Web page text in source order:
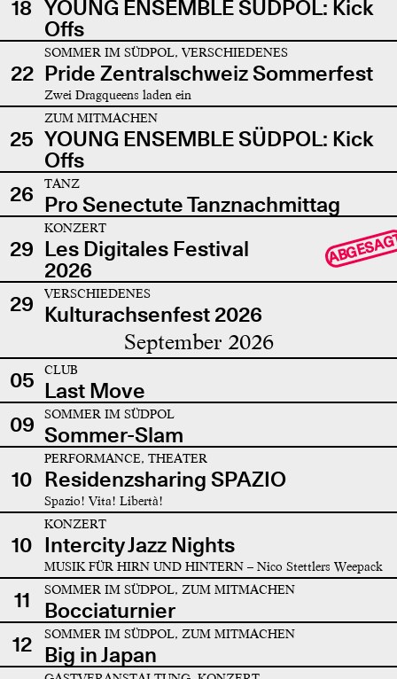
18 YOUNG ENSEMBLE SÜDPOL: Kick
Offs
22
SOMMER IM SÜDPOL, VERSCHIEDENES
Pride Zentralschweiz Sommerfest
Zwei Dragqueens laden ein
25
ZUM MITMACHEN
YOUNG ENSEMBLE SÜDPOL: Kick
Offs
26
TANZ
Pro Senectute Tanznachmittag
29
KONZERT
Les Digitales Festival
2026
29 VERSCHIEDENES
Kulturachsenfest 2026
September 2026
05 CLUB
Last Move
09
SOMMER IM SÜDPOL
Sommer-Slam
10
PERFORMANCE, THEATER
Residenzsharing SPAZIO
Spazio! Vita! Libertà!
10
KONZERT
Intercity Jazz Nights
MUSIK FÜR HIRN UND HINTERN – Nico Stettlers Weepack
11 SOMMER IM SÜDPOL, ZUM MITMACHEN
Bocciaturnier
12
SOMMER IM SÜDPOL, ZUM MITMACHEN
Big in Japan